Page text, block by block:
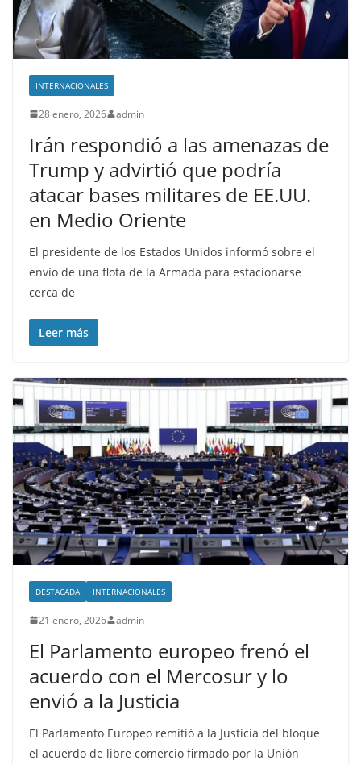
INTERNACIONALES
28 enero, 2026 admin
Irán respondió a las amenazas de
Trump y advirtió que podría
atacar bases militares de EE.UU.
en Medio Oriente
El presidente de los Estados Unidos informó sobre el
envío de una flota de la Armada para estacionarse
cerca de
Leer más
DESTACADA INTERNACIONALES
21 enero, 2026 admin
El Parlamento europeo frenó el
acuerdo con el Mercosur y lo
envió a la Justicia
El Parlamento Europeo remitió a la Justicia del bloque
el acuerdo de libre comercio firmado por la Unión